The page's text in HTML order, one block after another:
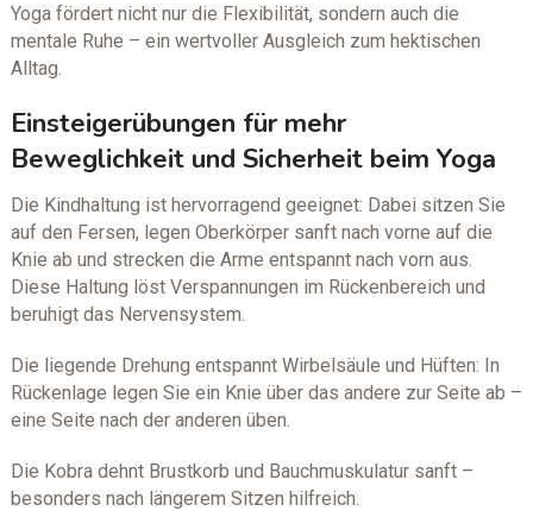
Yoga fördert nicht nur die Flexibilität, sondern auch die
mentale Ruhe – ein wertvoller Ausgleich zum hektischen
Alltag.
Einsteigerübungen für mehr
Beweglichkeit und Sicherheit beim Yoga
Die Kindhaltung ist hervorragend geeignet: Dabei sitzen Sie
auf den Fersen, legen Oberkörper sanft nach vorne auf die
Knie ab und strecken die Arme entspannt nach vorn aus.
Diese Haltung löst Verspannungen im Rückenbereich und
beruhigt das Nervensystem.
Die liegende Drehung entspannt Wirbelsäule und Hüften: In
Rückenlage legen Sie ein Knie über das andere zur Seite ab –
eine Seite nach der anderen üben.
Die Kobra dehnt Brustkorb und Bauchmuskulatur sanft –
besonders nach längerem Sitzen hilfreich.